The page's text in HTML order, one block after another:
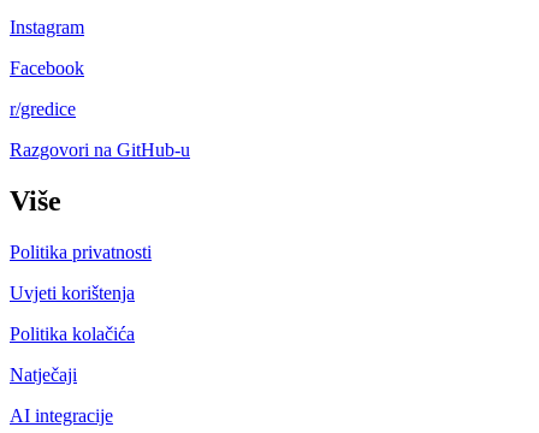
Instagram
Facebook
r/gredice
Razgovori na GitHub-u
Više
Politika privatnosti
Uvjeti korištenja
Politika kolačića
Natječaji
AI integracije